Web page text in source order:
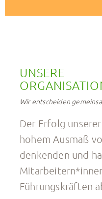
UNSERE
Wir entscheiden
Der Erfolg
hohem Ausmaß
denkenden und
Führungskräften